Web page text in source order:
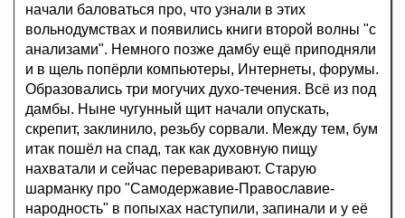
начали баловаться про, что узнали в этих
вольнодумствах и появились книги второй волны "с
анализами". Немного позже дамбу ещё приподняли
и в щель попёрли компьютеры, Интернеты, форумы.
Образовались три могучих духо-течения. Всё из под
дамбы. Ныне чугунный щит начали опускать,
скрепит, заклинило, резьбу сорвали. Между тем, бум
итак пошёл на спад, так как духовную пищу
нахватали и сейчас переваривают. Старую
шарманку про "Самодержавие-Православие-
народность" в попыхах наступили, запинали и у её